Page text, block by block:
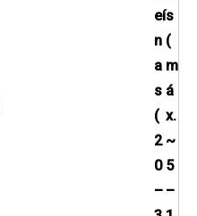
eí
n
a
s
(
2
0
–
s
(
m
á
x.
~
5
–